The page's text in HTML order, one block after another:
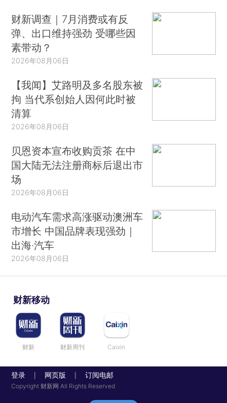
财新调查｜7月消费或有反
弹、出口维持强劲 受哪些因
素带动？
2026年08月06日
【我闻】艾路明及多名股东被
拘 当代系创始人因何此时被
清算
2026年08月06日
贝恩资本宣布收购贡茶 在中
国大陆无法注册商标后退出市
场
2026年08月06日
电动汽车需求高涨驱动澳洲车
市增长 中国品牌表现强劲｜
出海·汽车
2026年08月06日
财新移动
财新 财新周刊 Caixin
登录 网页版 订阅电邮
Copyright 财新网 All Rights Reserved